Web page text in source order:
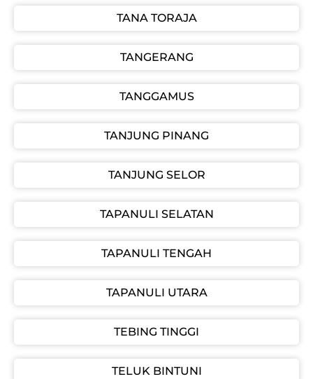
TANA TORAJA
TANGERANG
TANGGAMUS
TANJUNG PINANG
TANJUNG SELOR
TAPANULI SELATAN
TAPANULI TENGAH
TAPANULI UTARA
TEBING TINGGI
TELUK BINTUNI